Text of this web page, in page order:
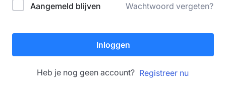
Aangemeld blijven Wachtwoord vergeten?
Inloggen
Heb je nog geen account? Registreer nu